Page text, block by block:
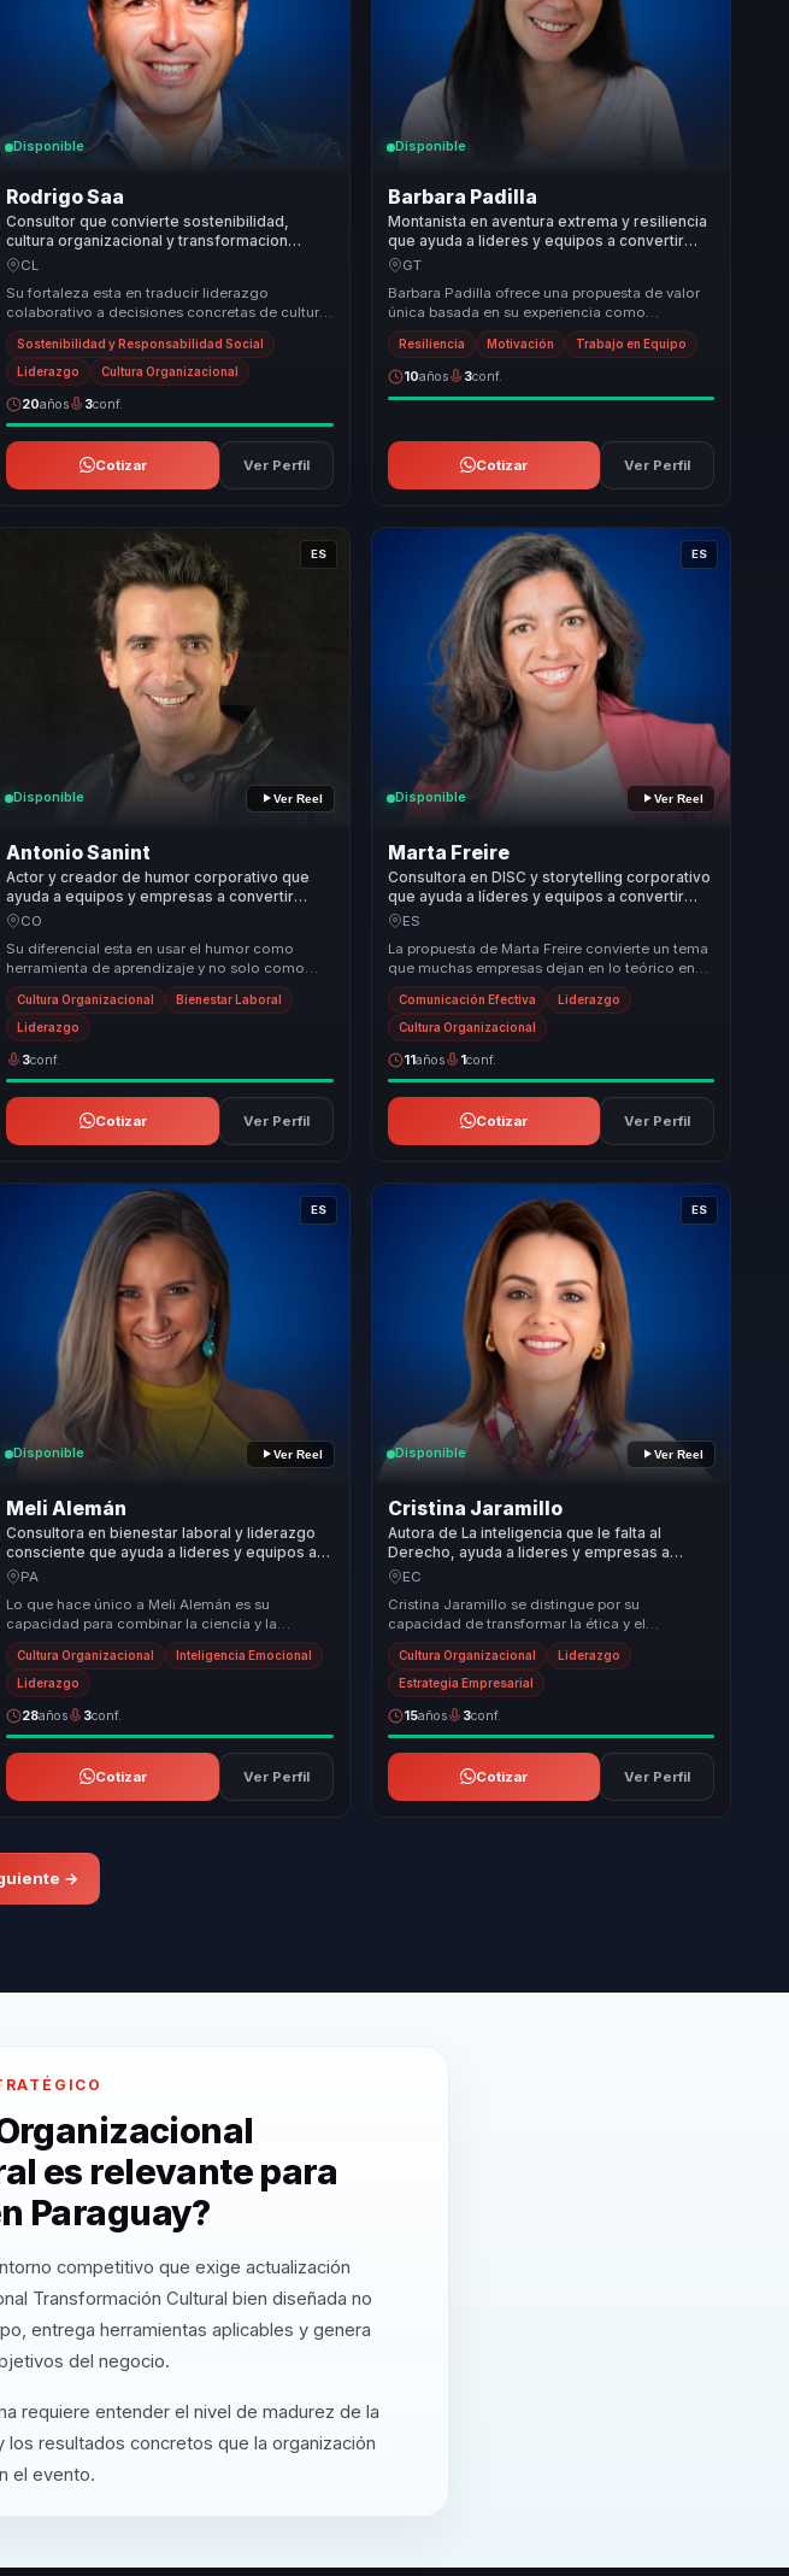
Disponible
Rodrigo Saa
Consultor que convierte sostenibilidad,
cultura organizacional y transformacion
cultural en crecimiento y resultados para
CL
Su fortaleza esta en traducir liderazgo
colaborativo a decisiones concretas de cultura
e innovacion. No habla solo de inspiracion:
ayuda ...
Sostenibilidad y Responsabilidad Social
Liderazgo Cultura Organizacional
20años 3conf.
Cotizar Ver Perfil
Disponible
Barbara Padilla
Montanista en aventura extrema y resiliencia
que ayuda a lideres y equipos a convertir
adversidad en fortaleza mental, cohesion y
GT
Barbara Padilla ofrece una propuesta de valor
única basada en su experiencia como
montañista y conferencista. Su enfoque en la
transforma...
Resiliencia Motivación Trabajo en Equipo
10años 3conf.
Cotizar Ver Perfil
ES
Disponible Ver Reel
Antonio Sanint
Actor y creador de humor corporativo que
ayuda a equipos y empresas a convertir
cultura organizacional en cohesion, confianza
CO
Su diferencial esta en usar el humor como
herramienta de aprendizaje y no solo como
entretenimiento. Convierte tensiones
cotidianas, habi...
Cultura Organizacional Bienestar Laboral
Liderazgo
3conf.
Cotizar Ver Perfil
ES
Disponible Ver Reel
Marta Freire
Consultora en DISC y storytelling corporativo
que ayuda a líderes y equipos a convertir
autoconocimiento en comunicación clara,
ES
La propuesta de Marta Freire convierte un tema
que muchas empresas dejan en lo teórico en
una ventaja concreta: entender mejor cómo
piens...
Comunicación Efectiva Liderazgo
Cultura Organizacional
11años 1conf.
Cotizar Ver Perfil
ES
Disponible Ver Reel
Meli Alemán
Consultora en bienestar laboral y liderazgo
consciente que ayuda a lideres y equipos a
convertir salud integral en productividad,
PA
Lo que hace único a Meli Alemán es su
capacidad para combinar la ciencia y la
psicología en un enfoque práctico y humano
que transforma v...
Cultura Organizacional Inteligencia Emocional
Liderazgo
28años 3conf.
Cotizar Ver Perfil
ES
Disponible Ver Reel
Cristina Jaramillo
Autora de La inteligencia que le falta al
Derecho, ayuda a lideres y empresas a
convertir etica y compliance en cultura,
EC
Cristina Jaramillo se distingue por su
capacidad de transformar la ética y el
compliance en herramientas de liderazgo y
ventaja competiti...
Cultura Organizacional Liderazgo
Estrategia Empresarial
15años 3conf.
Cotizar Ver Perfil
→
es relevante para
Paraguay?
competitivo que exige actualización
Transformación Cultural bien diseñada no
entrega herramientas aplicables y genera
del negocio.
requiere entender el nivel de madurez de la
resultados concretos que la organización
el evento.